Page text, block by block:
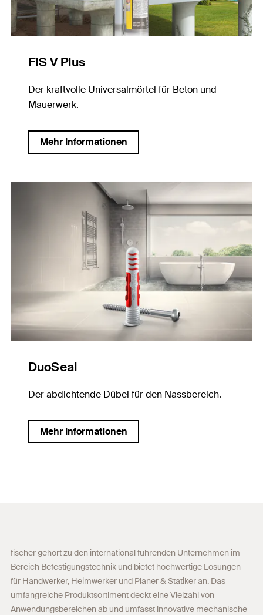
FIS V Plus
Der kraftvolle Universalmörtel für Beton und
Mauerwerk.
Mehr Informationen
DuoSeal
Der abdichtende Dübel für den Nassbereich.
Mehr Informationen
fischer gehört zu den international führenden Unternehmen im
Bereich Befestigungstechnik und bietet hochwertige Lösungen
für Handwerker, Heimwerker und Planer & Statiker an. Das
umfangreiche Produktsortiment deckt eine Vielzahl von
Anwendungsbereichen ab und umfasst innovative mechanische